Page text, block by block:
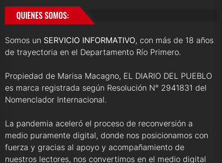
QUIENES SOMOS:
Somos un SERVICIO INFORMATIVO, con más de 18 años
de trayectoria en el Departamento Río Primero.
Propiedad de Marisa Macagno, EL DIARIO DEL PUEBLO
es marca registrada según Resolución N° 2941831 del
Nomenclador Internacional.
La pandemia aceleró el proceso de reconversión a
medio puramente digital, donde nos posicionamos con
fuerza y gracias al apoyo y acompañamiento de
nuestros lectores, nos convertimos en el medio digital